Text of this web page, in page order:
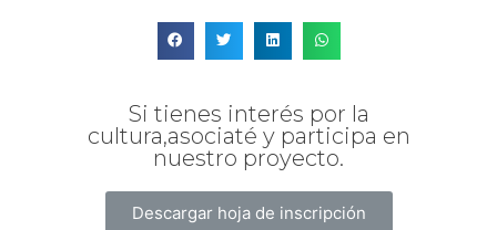
Si tienes interés por la
cultura,asociaté y participa en
nuestro proyecto.
Descargar hoja de inscripción